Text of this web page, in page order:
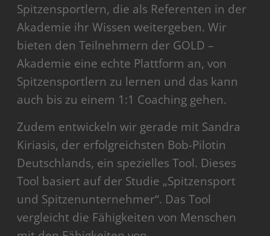
Spitzensportlern, die als Referenten in der
Akademie ihr Wissen weitergeben. Wir
bieten den Teilnehmern der GOLD –
Akademie eine echte Plattform an, von
Spitzensportlern zu lernen und das kann
auch bis zu einem 1:1 Coaching gehen.
Zudem entwickeln wir gerade mit Sandra
Kiriasis, der erfolgreichsten Bob-Pilotin
Deutschlands, ein spezielles Tool. Dieses
Tool basiert auf der Studie „Spitzensport
und Spitzenunternehmer“. Das Tool
vergleicht die Fähigkeiten von Menschen